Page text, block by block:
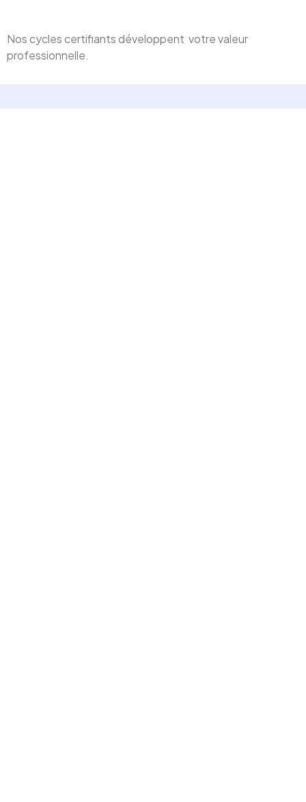
Nos cycles certifiants développent votre valeur
professionnelle.